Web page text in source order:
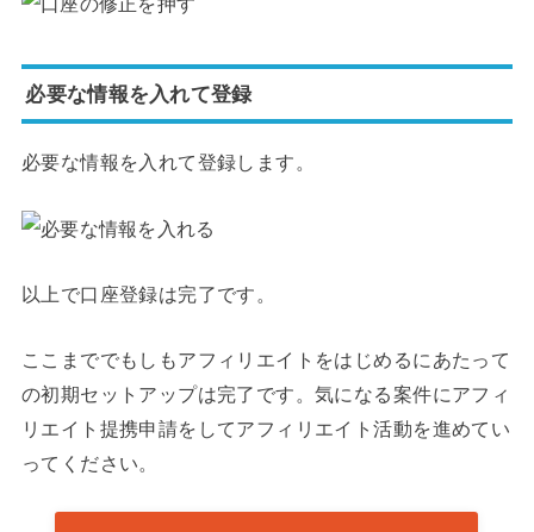
必要な情報を入れて登録
必要な情報を入れて登録します。
以上で口座登録は完了です。
ここまででもしもアフィリエイトをはじめるにあたって
の初期セットアップは完了です。気になる案件にアフィ
リエイト提携申請をしてアフィリエイト活動を進めてい
ってください。